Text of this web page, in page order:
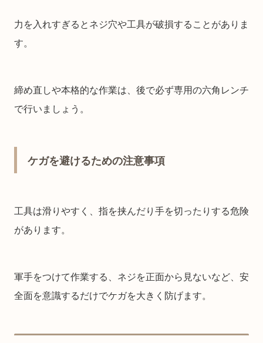
力を入れすぎるとネジ穴や工具が破損することがありま
す。
締め直しや本格的な作業は、後で必ず専用の六角レンチ
で行いましょう。
ケガを避けるための注意事項
工具は滑りやすく、指を挟んだり手を切ったりする危険
があります。
軍手をつけて作業する、ネジを正面から見ないなど、安
全面を意識するだけでケガを大きく防げます。